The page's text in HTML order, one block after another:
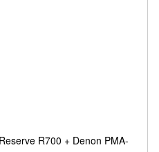
R700 + Denon PMA-